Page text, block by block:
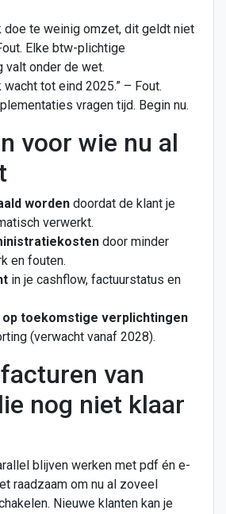
doe te weinig omzet, dit geldt niet
Elke btw-plichtige
valt onder de wet.
wacht tot eind 2025.” – Fout.
vragen tijd. Begin nu.
voor wie nu al
worden doordat de klant je
verwerkt.
door minder
en fouten.
in je cashflow, factuurstatus en
toekomstige verplichtingen
(verwacht vanaf 2028).
van
nog niet klaar
blijven werken met pdf én e-
raadzaam om nu al zoveel
Nieuwe klanten kan je